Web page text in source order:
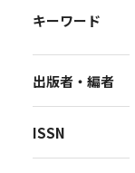
キーワード
出版者・編者
ISSN